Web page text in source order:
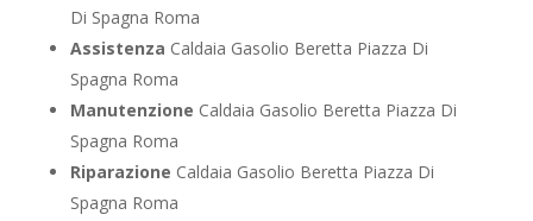
Di Spagna Roma
Assistenza Caldaia Gasolio Beretta Piazza Di
Spagna Roma
Manutenzione Caldaia Gasolio Beretta Piazza Di
Spagna Roma
Riparazione Caldaia Gasolio Beretta Piazza Di
Spagna Roma